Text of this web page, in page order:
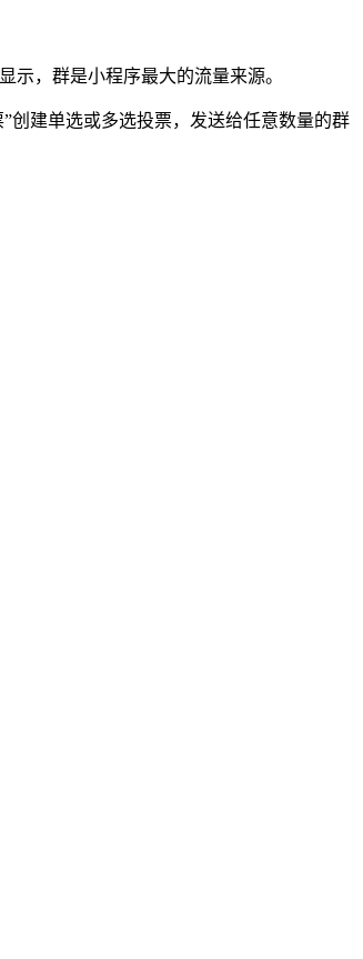
，群是小程序最大的流量来源。
建单选或多选投票，发送给任意数量的群